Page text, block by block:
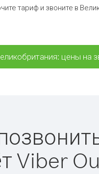
тариф и звоните в
цены на
Viber